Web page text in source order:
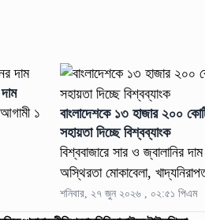
১
বাংলাদেশকে ১৩ হাজার ২০০
সহায়তা দিচ্ছে বিশ্বব্যাংক
বিশ্ববাজারে সার ও জ্বালানির
অস্থিরতা মোকাবেলা,
শনিবার, ২৭ জুন ২০২৬ , ০২:৫১ পিএম